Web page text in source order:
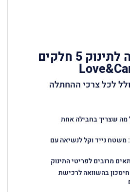
סט החתלה לתינוק 5 חלקים
לכל צרכי ההחתלה
מה שצריך בחבילה אחת
: משטח נייד וקל לנשיאה עם
מרובים לפריטי התינוק
בהשוואה לרכישת